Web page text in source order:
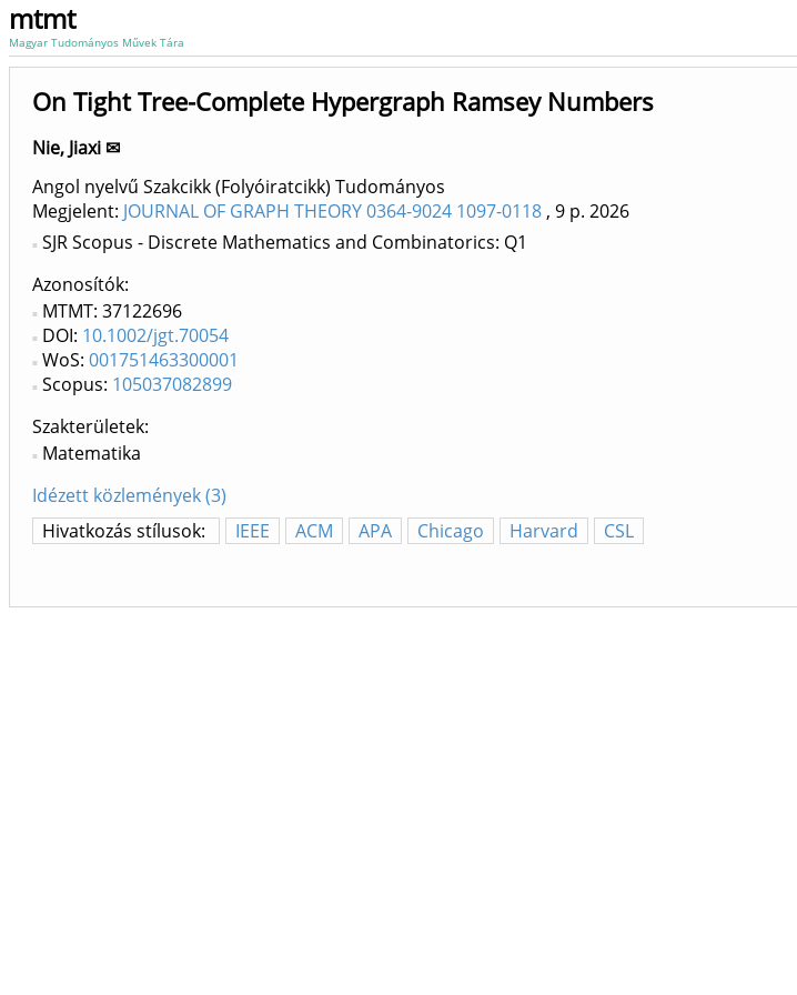
mtmt
Magyar Tudományos Művek Tára
On Tight Tree-Complete Hypergraph Ramsey Numbers
Nie, Jiaxi ✉
Angol nyelvű Szakcikk (Folyóiratcikk) Tudományos
Megjelent: JOURNAL OF GRAPH THEORY 0364-9024 1097-0118 , 9 p. 2026
SJR Scopus - Discrete Mathematics and Combinatorics: Q1
Azonosítók
MTMT: 37122696
DOI: 10.1002/jgt.70054
WoS: 001751463300001
Scopus: 105037082899
Szakterületek:
Matematika
Idézett közlemények (3)
Hivatkozás stílusok:
IEEE ACM APA Chicago Harvard CSL